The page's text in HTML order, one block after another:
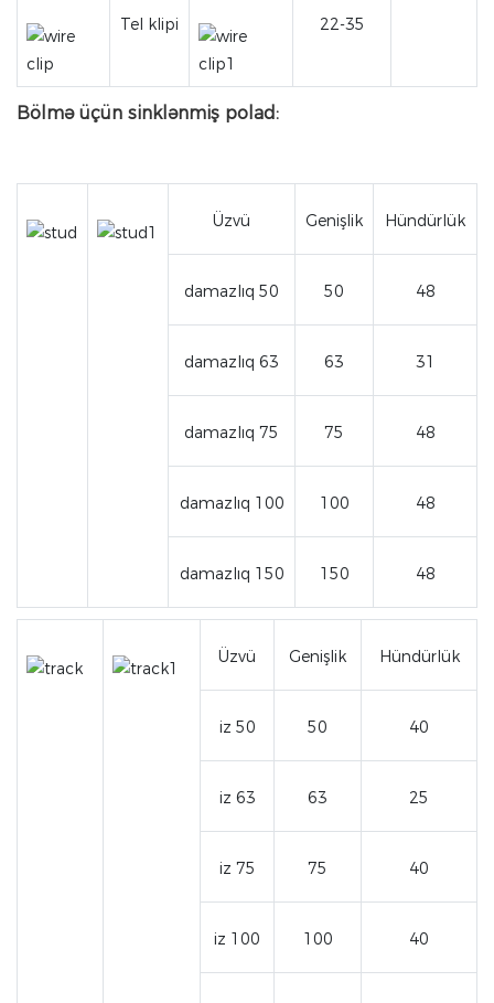
Tel klipi 22-35
Bölmə üçün sinklənmiş polad:
Üzvü Genişlik Hündürlük
damazlıq 50 50 48
damazlıq 63 63 31
damazlıq 75 75 48
damazlıq 100 100 48
damazlıq 150 150 48
Üzvü Genişlik Hündürlük
iz 50 50 40
iz 63 63 25
iz 75 75 40
iz 100 100 40